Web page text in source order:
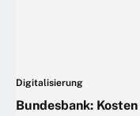
Digitalisierung
Bundesbank: